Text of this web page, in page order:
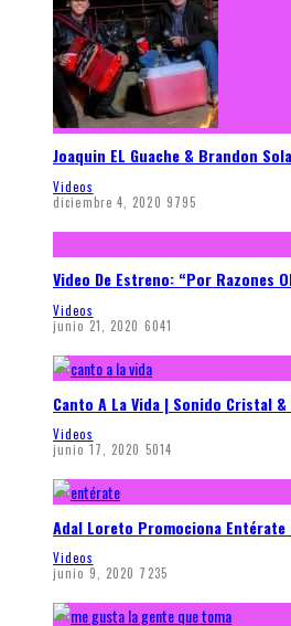
Joaquin EL Guache & Brandon
Videos
diciembre 4, 2020 9795
Video De Estreno: “Por Razones
Videos
junio 21, 2020 6041
Canto A La Vida | Sonido Cristal
Videos
junio 17, 2020 5014
Adal Loreto Promociona Entérate
Videos
junio 9, 2020 7235